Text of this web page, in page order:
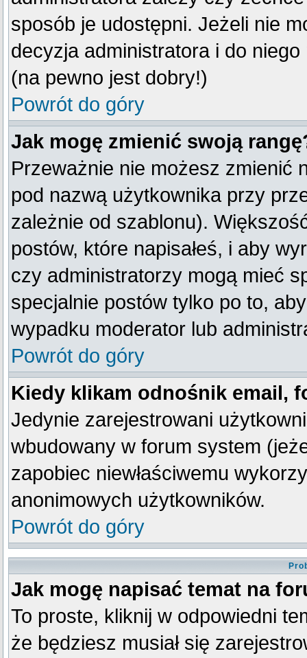
sposób je udostępni. Jeżeli nie
decyzja administratora i do
(na pewno jest dobry!)
Powrót do góry
Jak mogę zmienić swoją
Przeważnie nie możesz zmienić
pod nazwą użytkownika przy
zależnie od szablonu).
postów, które napisałeś, i aby
czy administratorzy mogą mieć
specjalnie postów tylko po to,
wypadku moderator lub
Powrót do góry
Kiedy klikam odnośnik email,
Jedynie zarejestrowani
wbudowany w forum system
zapobiec niewłaściwemu
anonimowych użytkowników.
Powrót do góry
Jak mogę napisać temat na
To proste, kliknij w odpowiedni
że będziesz musiał się